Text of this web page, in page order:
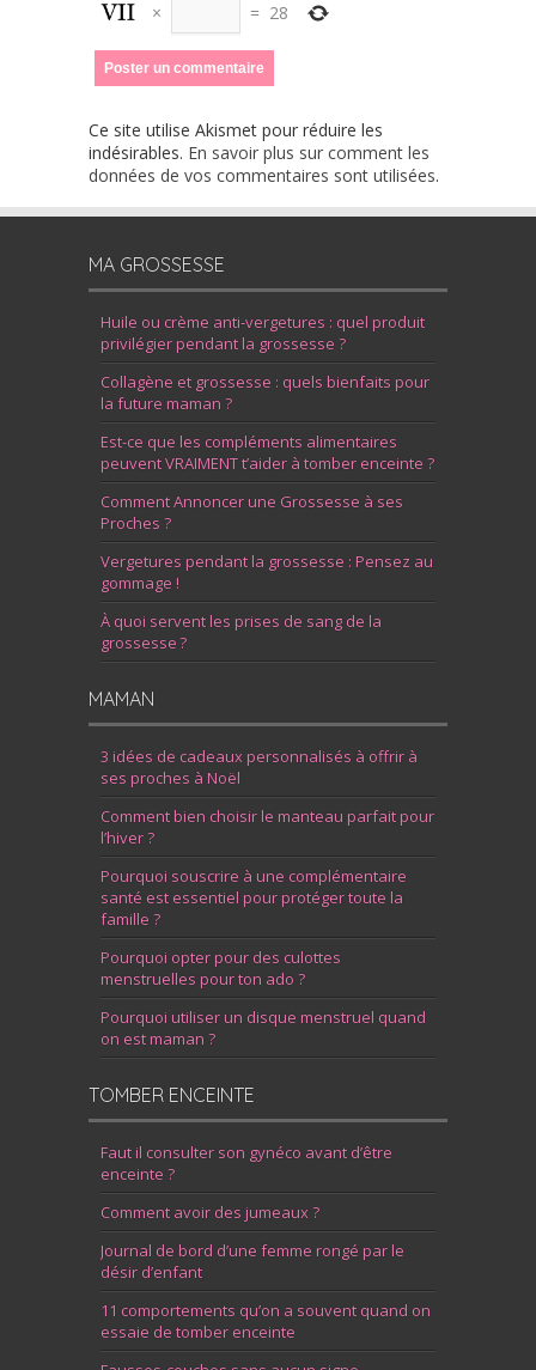
×
= 28
Ce site utilise Akismet pour réduire les
indésirables. En savoir plus sur comment les
données de vos commentaires sont utilisées.
MA GROSSESSE
Huile ou crème anti-vergetures : quel produit
privilégier pendant la grossesse ?
Collagène et grossesse : quels bienfaits pour
la future maman ?
Est-ce que les compléments alimentaires
peuvent VRAIMENT t’aider à tomber enceinte ?
Comment Annoncer une Grossesse à ses
Proches ?
Vergetures pendant la grossesse : Pensez au
gommage !
À quoi servent les prises de sang de la
grossesse ?
MAMAN
3 idées de cadeaux personnalisés à offrir à
ses proches à Noël
Comment bien choisir le manteau parfait pour
l’hiver ?
Pourquoi souscrire à une complémentaire
santé est essentiel pour protéger toute la
famille ?
Pourquoi opter pour des culottes
menstruelles pour ton ado ?
Pourquoi utiliser un disque menstruel quand
on est maman ?
TOMBER ENCEINTE
Faut il consulter son gynéco avant d’être
enceinte ?
Comment avoir des jumeaux ?
Journal de bord d’une femme rongé par le
désir d’enfant
11 comportements qu’on a souvent quand on
essaie de tomber enceinte